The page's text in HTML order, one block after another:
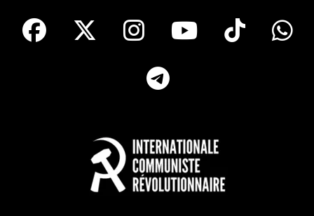
facebook Instagram
Youtube
Tik